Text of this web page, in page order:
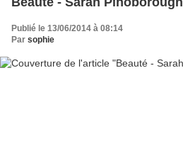
Publié le 13/06/2014 à 08:14
Par sophie